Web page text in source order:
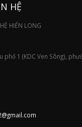
HỆ
HIỂN LONG
phố 1 (KDC Ven Sông),